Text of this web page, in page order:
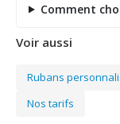
Comment
Voir aussi
Rubans
Nos tarifs